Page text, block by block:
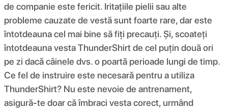
de companie este fericit. Iritațiile pielii sau alte
probleme cauzate de vestă sunt foarte rare, dar este
întotdeauna cel mai bine să fiți precauți. Și, scoateți
întotdeauna vesta ThunderShirt de cel puțin două ori
pe zi dacă câinele dvs. o poartă perioade lungi de timp.
Ce fel de instruire este necesară pentru a utiliza
ThunderShirt? Nu este nevoie de antrenament,
asigură-te doar că îmbraci vesta corect, urmând